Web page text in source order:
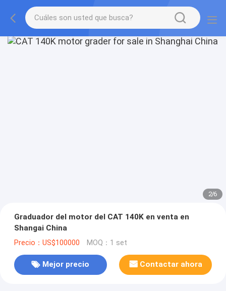
2/6
Graduador del motor del CAT 140K en venta en
Shangai China
Precio：US$100000 MOQ：1 set
Mejor precio Contactar ahora